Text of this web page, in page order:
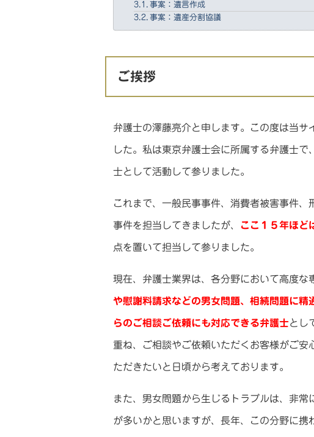
事案：遺言作成
事案：遺産分割協議
ご挨拶
弁護士の澤藤亮介と申します。この度は当
した。私は東京弁護士会に所属する弁護士
士として活動して参りました。
これまで、一般民事事件、消費者被害事件
事件を担当してきましたが、 ここ１５年ほど
点を置いて担当して参りました。
現在、弁護士業界は、各分野において高度
や慰謝料請求などの男女問題、相続問題に精
らのご相談ご依頼にも対応できる弁護士とし
重ね、ご相談やご依頼いただくお客様がご
ただきたいと日頃から考えております。
また、男女問題から生じるトラブルは、非
が多いかと思いますが、長年、この分野に